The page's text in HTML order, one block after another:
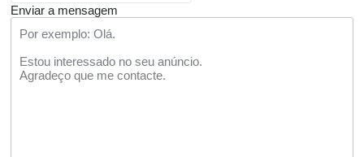
Enviar a mensagem